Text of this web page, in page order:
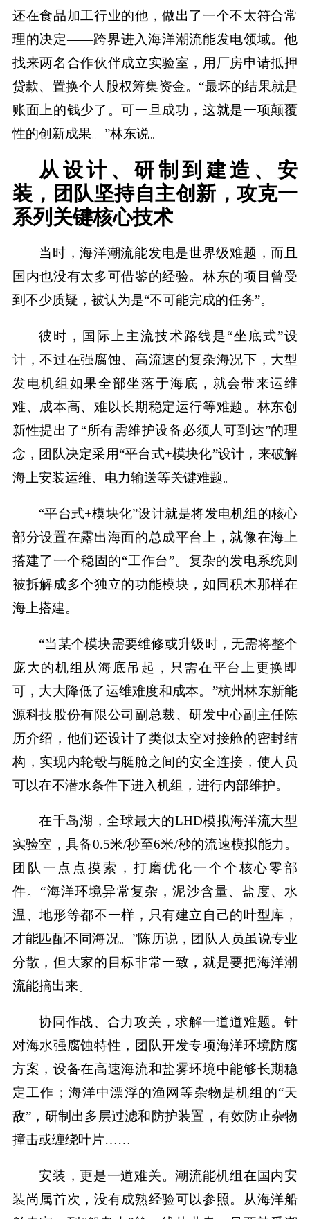
还在食品加工行业的他，做出了一个不太符合常
理的决定——跨界进入海洋潮流能发电领域。他
找来两名合作伙伴成立实验室，用厂房申请抵押
贷款、置换个人股权筹集资金。“最坏的结果就是
账面上的钱少了。可一旦成功，这就是一项颠覆
性的创新成果。”林东说。
从设计、研制到建造、安
装，团队坚持自主创新，攻克一
系列关键核心技术
当时，海洋潮流能发电是世界级难题，而且
国内也没有太多可借鉴的经验。林东的项目曾受
到不少质疑，被认为是“不可能完成的任务”。
彼时，国际上主流技术路线是“坐底式”设
计，不过在强腐蚀、高流速的复杂海况下，大型
发电机组如果全部坐落于海底，就会带来运维
难、成本高、难以长期稳定运行等难题。林东创
新性提出了“所有需维护设备必须人可到达”的理
念，团队决定采用“平台式+模块化”设计，来破解
海上安装运维、电力输送等关键难题。
“平台式+模块化”设计就是将发电机组的核心
部分设置在露出海面的总成平台上，就像在海上
搭建了一个稳固的“工作台”。复杂的发电系统则
被拆解成多个独立的功能模块，如同积木那样在
海上搭建。
“当某个模块需要维修或升级时，无需将整个
庞大的机组从海底吊起，只需在平台上更换即
可，大大降低了运维难度和成本。”杭州林东新能
源科技股份有限公司副总裁、研发中心副主任陈
历介绍，他们还设计了类似太空对接舱的密封结
构，实现内轮毂与艇舱之间的安全连接，使人员
可以在不潜水条件下进入机组，进行内部维护。
在千岛湖，全球最大的LHD模拟海洋流大型
实验室，具备0.5米/秒至6米/秒的流速模拟能力。
团队一点点摸索，打磨优化一个个核心零部
件。“海洋环境异常复杂，泥沙含量、盐度、水
温、地形等都不一样，只有建立自己的叶型库，
才能匹配不同海况。”陈历说，团队人员虽说专业
分散，但大家的目标非常一致，就是要把海洋潮
流能搞出来。
协同作战、合力攻关，求解一道道难题。针
对海水强腐蚀特性，团队开发专项海洋环境防腐
方案，设备在高速海流和盐雾环境中能够长期稳
定工作；海洋中漂浮的渔网等杂物是机组的“天
敌”，研制出多层过滤和防护装置，有效防止杂物
撞击或缠绕叶片……
安装，更是一道难关。潮流能机组在国内安
装尚属首次，没有成熟经验可以参照。从海洋船